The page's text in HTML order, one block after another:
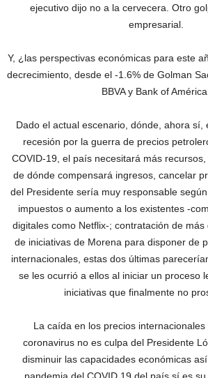
ejecutivo dijo no a la cervecera. Otro
empresarial.
Y, ¿las perspectivas económicas para este
decrecimiento, desde el -1.6% de Golman
BBVA y Bank of América.
Dado el actual escenario, dónde, ahora sí,
recesión por la guerra de precios
COVID-19, el país necesitará más
de dónde compensará ingresos, cancelar
del Presidente sería muy responsable
impuestos o aumento a los existentes -
digitales como Netflix-; contratación de
de iniciativas de Morena para disponer de
internacionales, estas dos últimas
se les ocurrió a ellos al iniciar un proceso
iniciativas que finalmente no
La caída en los precios
coronavirus no es culpa del Presidente
disminuir las capacidades económicas